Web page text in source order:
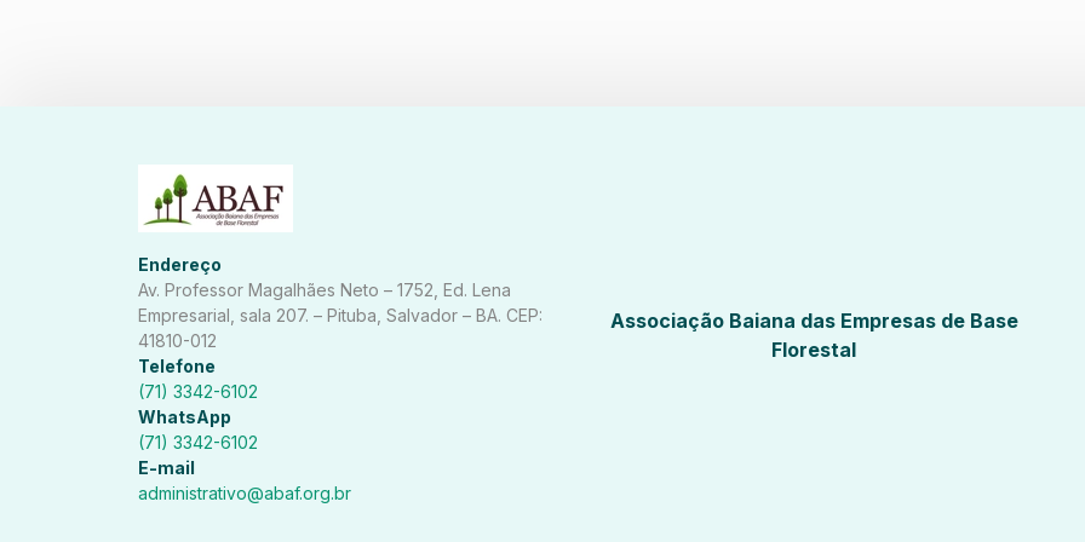
Endereço
Av. Professor Magalhães Neto – 1752, Ed. Lena
Empresarial, sala 207. – Pituba, Salvador – BA. CEP:
41810-012
Telefone
(71) 3342-6102
WhatsApp
(71) 3342-6102
E-mail
administrativo@abaf.org.br
Associação Baiana das Empresas de Base
Florestal